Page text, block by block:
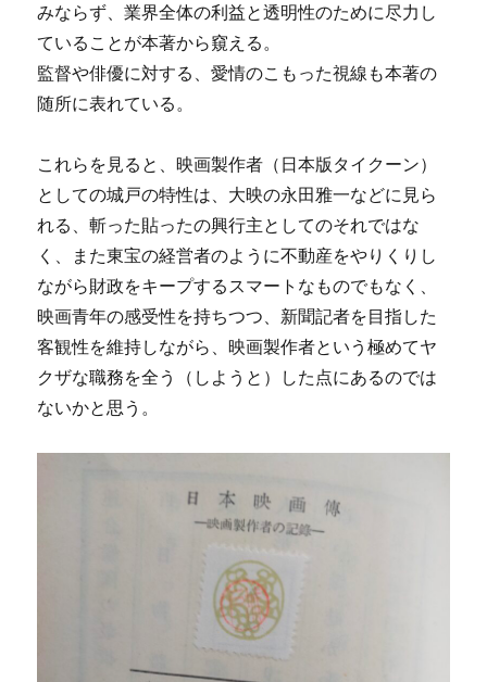
みならず、業界全体の利益と透明性のために尽力し
ていることが本著から窺える。
監督や俳優に対する、愛情のこもった視線も本著の
随所に表れている。
これらを見ると、映画製作者（日本版タイクーン）
としての城戸の特性は、大映の永田雅一などに見ら
れる、斬った貼ったの興行主としてのそれではな
く、また東宝の経営者のように不動産をやりくりし
ながら財政をキープするスマートなものでもなく、
映画青年の感受性を持ちつつ、新聞記者を目指した
客観性を維持しながら、映画製作者という極めてヤ
クザな職務を全う（しようと）した点にあるのでは
ないかと思う。